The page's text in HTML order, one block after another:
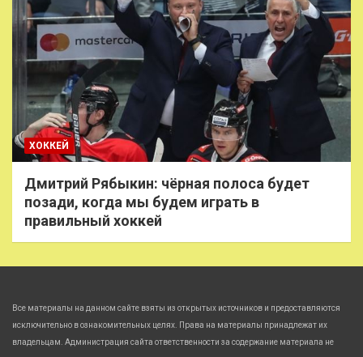
ХОККЕЙ
Дмитрий Рябыкин: чёрная полоса будет
позади, когда мы будем играть в
правильный хоккей
Все материалы на данном сайте взяты из открытых источников и предоставляются
исключительно в ознакомительных целях. Права на материалы принадлежат их
владельцам. Администрация сайта ответственности за содержание материала не